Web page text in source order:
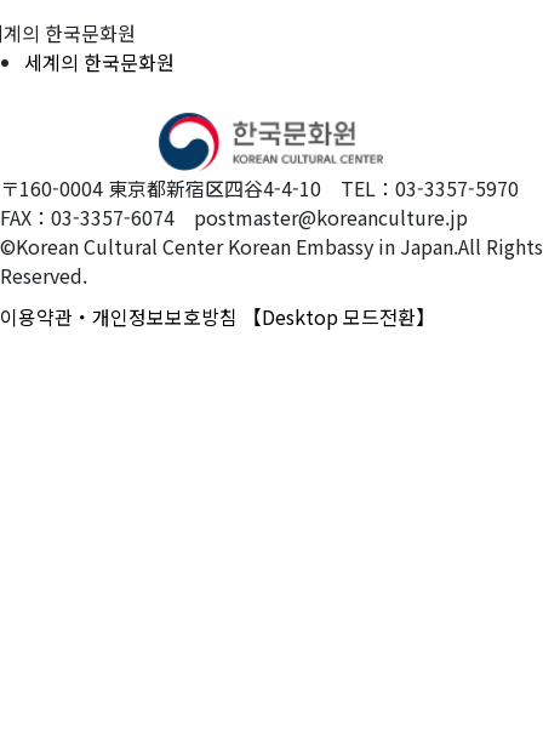
의 한국문화원
세계의 한국문화원
〒160-0004 東京都新宿区四谷4-4-10 TEL：03-3357-5970
FAX：03-3357-6074 postmaster@koreanculture.jp
©Korean Cultural Center Korean Embassy in Japan.All Rights
Reserved.
이용약관・개인정보보호방침
【Desktop 모드전환】